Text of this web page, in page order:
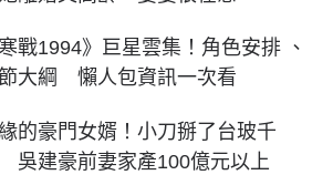
寒戰1994》巨星雲集！角色安排 、
大綱 懶人包資訊一次看
的豪門女婿！小刀掰了台玻千
吳建豪前妻家產100億元以上